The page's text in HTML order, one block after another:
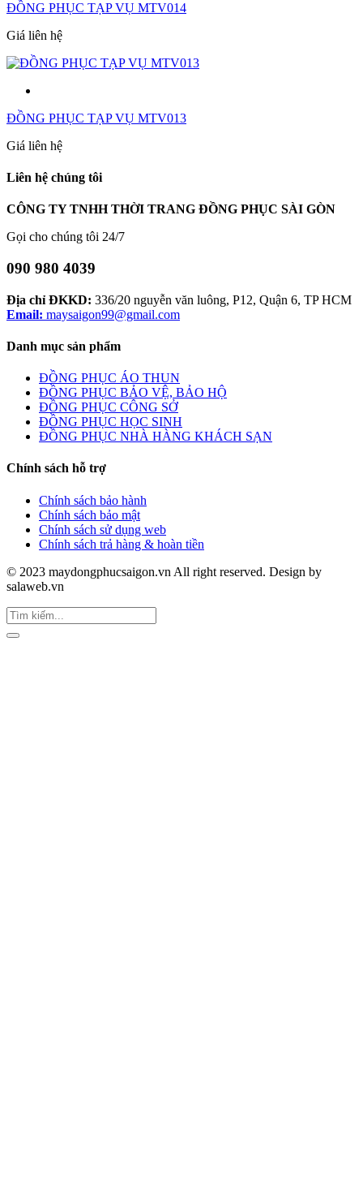
ĐỒNG PHỤC TẠP VỤ MTV014
Giá liên hệ
ĐỒNG PHỤC TẠP VỤ MTV013
Giá liên hệ
Liên hệ chúng tôi
CÔNG TY TNHH THỜI TRANG ĐỒNG PHỤC SÀI GÒN
Gọi cho chúng tôi 24/7
090 980 4039
Địa chỉ ĐKKD: 336/20 nguyễn văn luông, P12, Quận 6, TP HCM
Email: maysaigon99@gmail.com
Danh mục sản phẩm
ĐỒNG PHỤC ÁO THUN
ĐỒNG PHỤC BẢO VỆ, BẢO HỘ
ĐỒNG PHỤC CÔNG SỞ
ĐỒNG PHỤC HỌC SINH
ĐỒNG PHỤC NHÀ HÀNG KHÁCH SẠN
Chính sách hỗ trợ
Chính sách bảo hành
Chính sách bảo mật
Chính sách sử dụng web
Chính sách trả hàng & hoàn tiền
© 2023 maydongphucsaigon.vn All right reserved. Design by
salaweb.vn